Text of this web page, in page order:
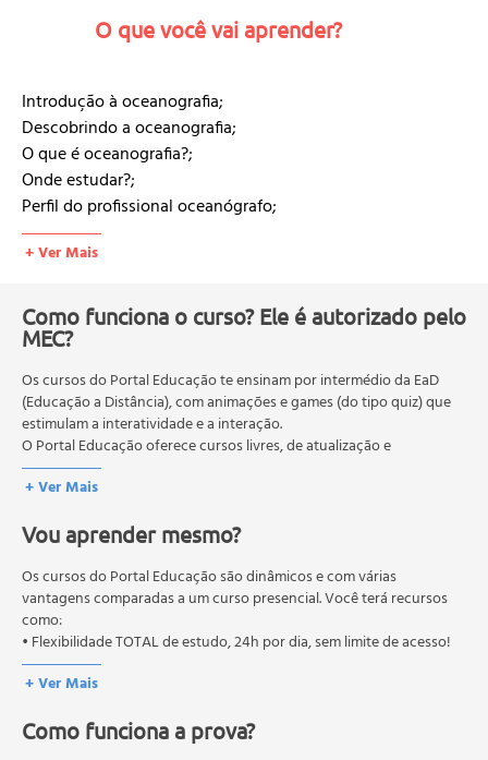
O que você vai aprender?
Introdução à oceanografia;
Descobrindo a oceanografia;
O que é oceanografia?;
Onde estudar?;
Perfil do profissional oceanógrafo;
Mercado de trabalho;
Reconhecimento profissional;
Oceanografia geológica;
Origem e formação da terra;
Placas tectônicas;
Sedimentação marinha;
Exemplos práticos de estudos e aplicações;
Oceanografia física;
Propriedades físicas dos oceanos;
Circulação superficial e profunda;
Ondas e marés;
Exemplos práticos de estudos e aplicações;
Oceanografia química;
Propriedades químicas da água do mar;
Origem e evolução da constituição química da água do
mar;
Definições e características dos organismos marinhos;
+ Ver Mais
Como funciona o curso? Ele é autorizado pelo
MEC?
Os cursos do Portal Educação te ensinam por intermédio da EaD
(Educação a Distância), com animações e games (do tipo quiz) que
estimulam a interatividade e a interação.
O Portal Educação oferece cursos livres, de atualização e
qualificação profissional. São destinados a proporcionar ao
profissional conhecimentos que permitam o desenvolvimento de
O MEC (Ministério da Educação), trata da política nacional de
educação em geral, mas autoriza apenas cursos de graduação e
pós-graduação. Os cursos técnicos e profissionalizantes são
autorizados pelas Secretarias Estaduais de Educação.
+ Ver Mais
Vou aprender mesmo?
Os cursos do Portal Educação são dinâmicos e com várias
vantagens comparadas a um curso presencial. Você terá recursos
como:
• Flexibilidade TOTAL de estudo, 24h por dia, sem limite de acesso!
+ Ver Mais
Como funciona a prova?